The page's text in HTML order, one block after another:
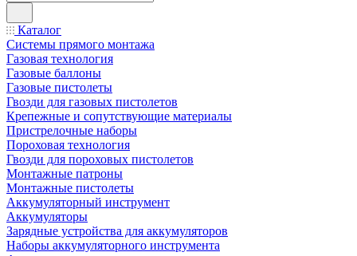
Каталог
Системы прямого монтажа
Газовая технология
Газовые баллоны
Газовые пистолеты
Гвозди для газовых пистолетов
Крепежные и сопутствующие материалы
Пристрелочные наборы
Пороховая технология
Гвозди для пороховых пистолетов
Монтажные патроны
Монтажные пистолеты
Аккумуляторный инструмент
Аккумуляторы
Зарядные устройства для аккумуляторов
Наборы аккумуляторного инструмента